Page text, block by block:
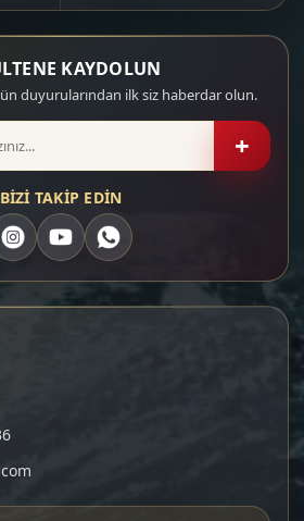
KAYDOLUN
duyurularından ilk siz haberdar olun.
+
BİZİ TAKİP EDİN